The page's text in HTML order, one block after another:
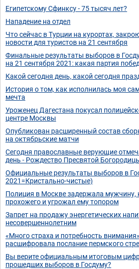
Египетскому Сфинксу - 75 тысяч лет?
Нападение на отдел
Что сейчас в Турции на курортах,
новости для туристов на 21 сентября
Финальные результаты выборов в
на 21 сентября 2021: какая партия
Какой сегодня день, какой сегодня
История о том, как исполнилась моя
мечта
Уроженец Дагестана покусал
центре Москвы
Опубликован расширенный состав
на октябрьские матчи
Сегодня православные верующие
день - Рождество Пресвятой
Официальные результаты выборов в
2021=Кристально-чистые)
Полиция в Москве задержала мужчину,
прохожего и угрожал ему топором
Запрет на продажу энергетических
несовершеннолетним
«Много страха и потребность
расшифровала послание пермского
Вы верите официальным итоговым
прошедших выборов в Госдуму?